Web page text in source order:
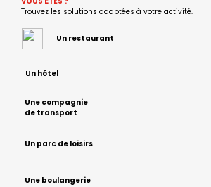
Trouvez les solutions adaptées à votre activité.
Un restaurant
Un hôtel
Une compagnie
de transport
Un parc de loisirs
Une boulangerie